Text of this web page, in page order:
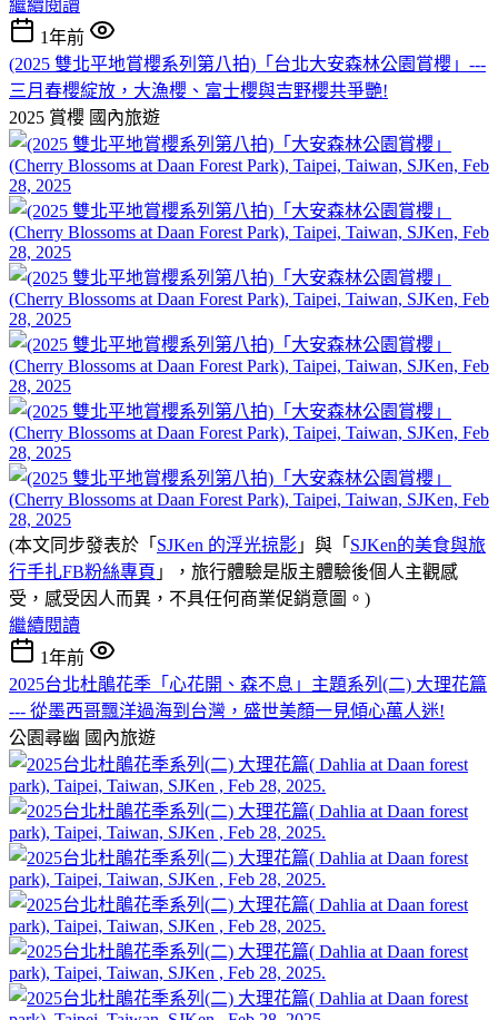
繼續閱讀
1年前
(2025 雙北平地賞櫻系列第八拍)「台北大安森林公園賞櫻」---
三月春櫻綻放，大漁櫻、富士櫻與吉野櫻共爭艷!
2025 賞櫻 國內旅遊
(本文同步發表於「 SJKen 的浮光掠影 」與「 SJKen的美食與旅
行手扎FB粉絲專頁 」，旅行體驗是版主體驗後個人主觀感
受，感受因人而異，不具任何商業促銷意圖。)
繼續閱讀
1年前
2025台北杜鵑花季「心花開、森不息」主題系列(二) 大理花篇
--- 從墨西哥飄洋過海到台灣，盛世美顏一見傾心萬人迷!
公園尋幽 國內旅遊